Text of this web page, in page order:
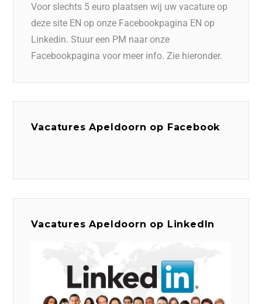
Voor slechts 5 euro plaatsen wij uw vacature op
deze site EN op onze Facebookpagina EN op
Linkedin. Stuur een PM naar onze
Facebookpagina voor meer info. Zie hieronder.
Vacatures Apeldoorn op Facebook
Vacatures Apeldoorn op LinkedIn